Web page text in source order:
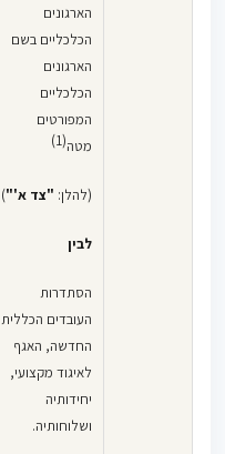
הארגונים
הכלכליים בשם
הארגונים
הכלכליים
המפורטים
מטה(1)
(להלן: "צד א'")
לבין
הסתדרות
העובדים הכללית
החדשה, האגף
לאיגוד מקצועי,
יחידותיה
ושלוחותיה.